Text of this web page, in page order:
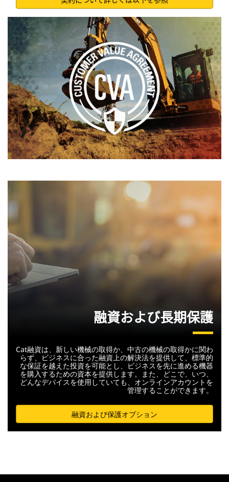
融資および長期保護
Cat融資は、新しい機械の取得か、中古の機械の取得かに関わ
らず、ビジネスに合った融資上の解決法を提供して、標準的
な保証を越えた投資を可能とし、ビジネスを先に進める機器
を購入するための資本を提供します。また、どこで、いつ、
どんなデバイスを使用していても、オンラインアカウントを
管理することができます。
融資および保護オプション